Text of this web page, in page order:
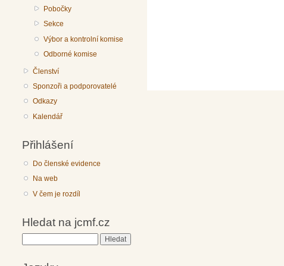
Pobočky
Sekce
Výbor a kontrolní komise
Odborné komise
Členství
Sponzoři a podporovatelé
Odkazy
Kalendář
Přihlášení
Do členské evidence
Na web
V čem je rozdíl
Hledat na jcmf.cz